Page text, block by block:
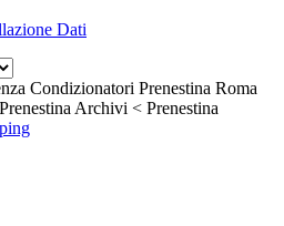
Dati
Condizionatori Prenestina Roma
Archivi < Prenestina